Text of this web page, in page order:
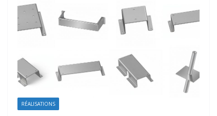
RÉALISATIONS